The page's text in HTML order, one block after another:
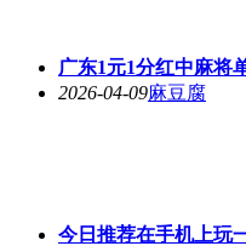
广东1元1分红中麻将
2026-04-09麻豆腐
今日推荐在手机上玩